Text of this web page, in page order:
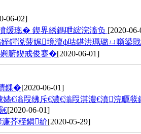
06-02]
缓璁� 鍥界綉鎷呭綋浣滀负 [2020-
鍔涚菠娓境澶ф咕鍖洪珮璐ㄩ噺鍙
腑鍥戒俊蹇�[2020-06-01]
鏁�[2020-06-01]
€滃叚绋斥€濃€滃叚淇濃€濆浣曞
€[2020-06-01]
濂芥秷鎭紒[2020-05-29]